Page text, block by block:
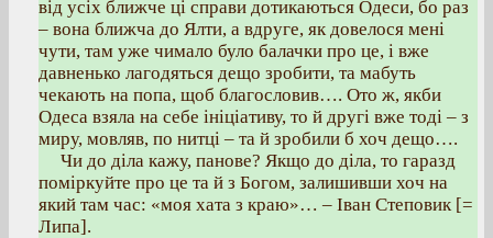
від усіх ближче ці справи дотикаються Одеси, бо раз
– вона ближча до Ялти, а вдруге, як довелося мені
чути, там уже чимало було балачки про це, і вже
давненько лагодяться дещо зробити, та мабуть
чекають на попа, щоб благословив…. Ото ж, якби
Одеса взяла на себе ініціативу, то й другі вже тоді – з
миру, мовляв, по нитці – та й зробили б хоч дещо….
Чи до діла кажу, панове? Якщо до діла, то гаразд
поміркуйте про це та й з Богом, залишивши хоч на
який там час: «моя хата з краю»… – Іван Степовик [=
Липа].